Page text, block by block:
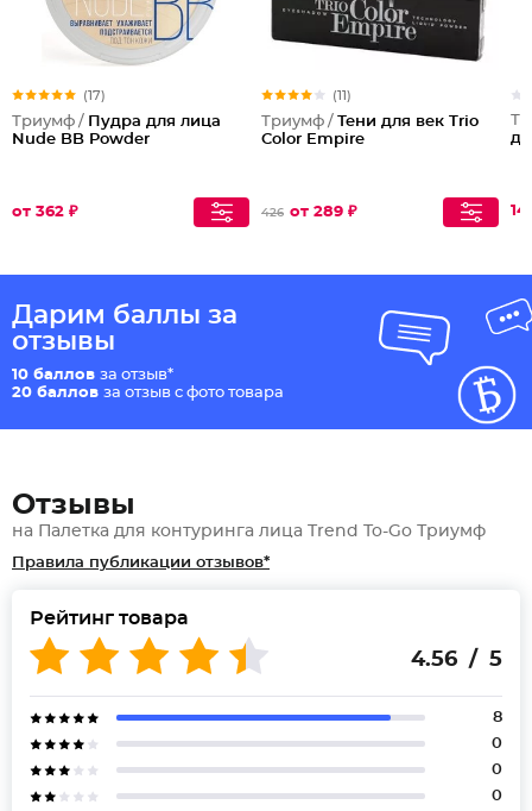
(17)
Триумф / Пудра для лица
Nude BB Powder
от 362 ₽
(11)
Триумф / Тени для век Trio
Color Empire
426 от 289 ₽
Дарим баллы за
отзывы
10 баллов за отзыв*
20 баллов за отзыв с фото товара
Отзывы
на Палетка для контуринга лица Trend To-Go Триумф
Правила публикации отзывов*
Рейтинг товара
4.56 / 5
8
0
0
0